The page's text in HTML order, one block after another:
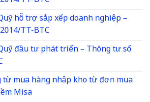
hỗ trợ sắp xếp doanh nghiệp –
TT-BTC
đầu tư phát triển – Thông tư số
từ mua hàng nhập kho từ đơn mua
Misa